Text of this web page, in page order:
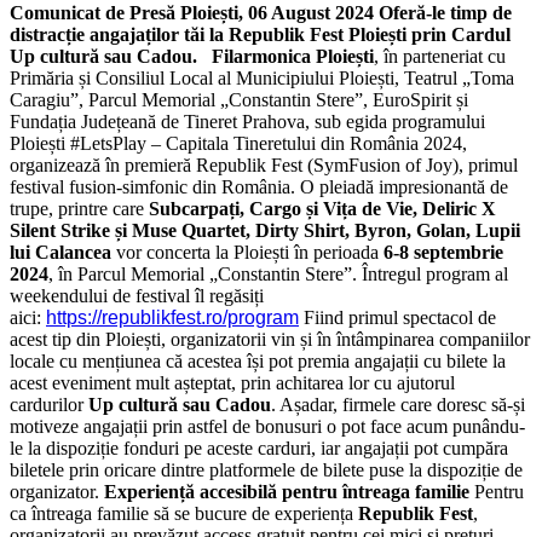
Comunicat de Presă Ploiești, 06 August 2024 Oferă-le timp de
distracție angajaților tăi la Republik Fest Ploiești prin Cardul
Up cultură sau Cadou.
Filarmonica Ploiești, în parteneriat cu
Primăria și Consiliul Local al Municipiului Ploiești, Teatrul „Toma
Caragiu”, Parcul Memorial „Constantin Stere”, EuroSpirit și
Fundația Județeană de Tineret Prahova, sub egida programului
Ploiești #LetsPlay – Capitala Tineretului din România 2024,
organizează în premieră Republik Fest (SymFusion of Joy), primul
festival fusion-simfonic din România. O pleiadă impresionantă de
trupe, printre care Subcarpați, Cargo și Vița de Vie, Deliric X
Silent Strike și Muse Quartet, Dirty Shirt, Byron, Golan, Lupii
lui Calancea vor concerta la Ploiești în perioada 6-8 septembrie
2024, în Parcul Memorial „Constantin Stere”. Întregul program al
weekendului de festival îl regăsiți
aici: https://republikfest.ro/program Fiind primul spectacol de
acest tip din Ploiești, organizatorii vin și în întâmpinarea companiilor
locale cu mențiunea că acestea își pot premia angajații cu bilete la
acest eveniment mult așteptat, prin achitarea lor cu ajutorul
cardurilorUp cultură sau Cadou. Așadar, firmele care doresc să-și
motiveze angajații prin astfel de bonusuri o pot face acum punându-
le la dispoziție fonduri pe aceste carduri, iar angajații pot cumpăra
biletele prin oricare dintre platformele de bilete puse la dispoziție de
organizator. Experiență accesibilă pentru întreaga familie Pentru
ca întreaga familie să se bucure de experiența Republik Fest,